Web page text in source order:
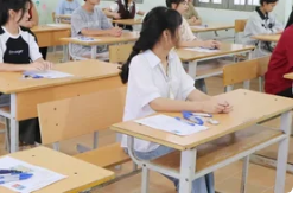
tài sản, làm 649 nhà bị sập
bị ngập...